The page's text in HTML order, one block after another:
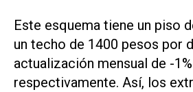
Este esquema tiene un piso
un techo de 1400 pesos por
actualización mensual de -1%
respectivamente. Así, los